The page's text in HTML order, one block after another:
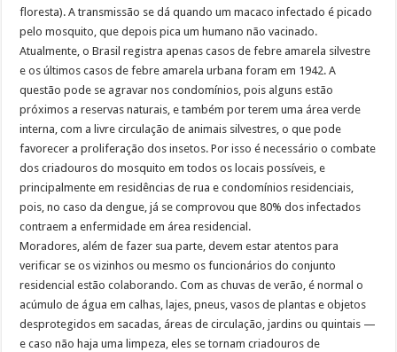
floresta). A transmissão se dá quando um macaco infectado é picado
pelo mosquito, que depois pica um humano não vacinado.
Atualmente, o Brasil registra apenas casos de febre amarela silvestre
e os últimos casos de febre amarela urbana foram em 1942. A
questão pode se agravar nos condomínios, pois alguns estão
próximos a reservas naturais, e também por terem uma área verde
interna, com a livre circulação de animais silvestres, o que pode
favorecer a proliferação dos insetos. Por isso é necessário o combate
dos criadouros do mosquito em todos os locais possíveis, e
principalmente em residências de rua e condomínios residenciais,
pois, no caso da dengue, já se comprovou que 80% dos infectados
contraem a enfermidade em área residencial.
Moradores, além de fazer sua parte, devem estar atentos para
verificar se os vizinhos ou mesmo os funcionários do conjunto
residencial estão colaborando. Com as chuvas de verão, é normal o
acúmulo de água em calhas, lajes, pneus, vasos de plantas e objetos
desprotegidos em sacadas, áreas de circulação, jardins ou quintais —
e caso não haja uma limpeza, eles se tornam criadouros de